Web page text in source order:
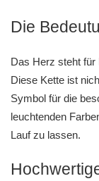
Die
Das Herz steht für
Diese Kette ist
Symbol für die
leuchtenden
Lauf zu lassen.